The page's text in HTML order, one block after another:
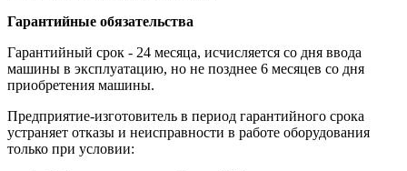
Гарантийные обязательства
Гарантийный срок - 24 месяца, исчисляется со дня ввода
машины в эксплуатацию, но не позднее 6 месяцев со дня
приобретения машины.
Предприятие-изготовитель в период гарантийного срока
устраняет отказы и неисправности в работе оборудования
только при условии: